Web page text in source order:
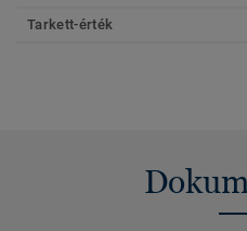
Tarkett-érték